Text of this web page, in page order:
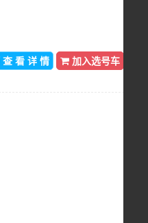
查 看 详 情 加入选号车